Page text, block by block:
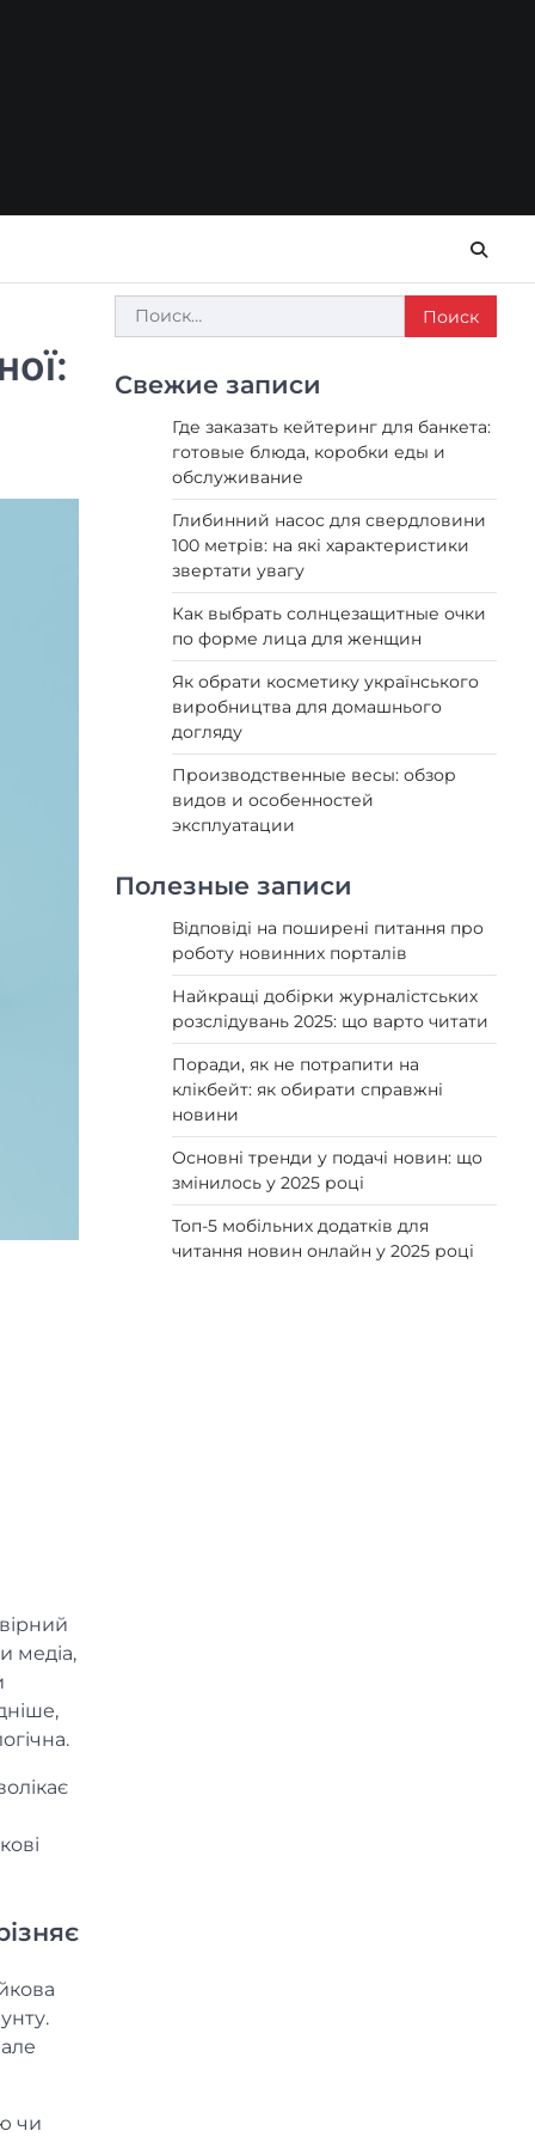
медіа,
чи
Найти:
Свежие записи
Где заказать кейтеринг для банкета:
готовые блюда, коробки еды и
обслуживание
Глибинний насос для свердловини
100 метрів: на які характеристики
звертати увагу
Как выбрать солнцезащитные очки
по форме лица для женщин
Як обрати косметику українського
виробництва для домашнього
догляду
Производственные весы: обзор
видов и особенностей
эксплуатации
Полезные записи
Відповіді на поширені питання про
роботу новинних порталів
Найкращі добірки журналістських
розслідувань 2025: що варто читати
Поради, як не потрапити на
клікбейт: як обирати справжні
новини
Основні тренди у подачі новин: що
змінилось у 2025 році
Топ-5 мобільних додатків для
читання новин онлайн у 2025 році